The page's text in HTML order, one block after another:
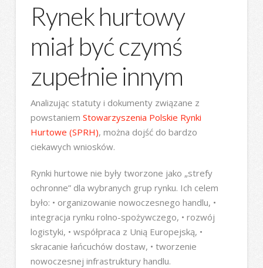
Rynek hurtowy
miał być czymś
zupełnie innym
Analizując statuty i dokumenty związane z
powstaniem Stowarzyszenia Polskie Rynki
Hurtowe (SPRH), można dojść do bardzo
ciekawych wniosków.
Rynki hurtowe nie były tworzone jako „strefy
ochronne” dla wybranych grup rynku. Ich celem
było: • organizowanie nowoczesnego handlu, •
integracja rynku rolno-spożywczego, • rozwój
logistyki, • współpraca z Unią Europejską, •
skracanie łańcuchów dostaw, • tworzenie
nowoczesnej infrastruktury handlu.